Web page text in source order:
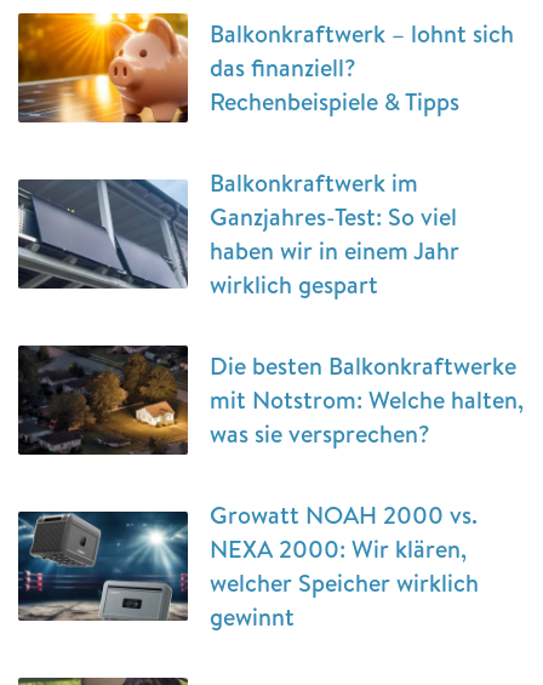
Balkonkraftwerk – lohnt sich
das finanziell?
Rechenbeispiele & Tipps
Balkonkraftwerk im
Ganzjahres-Test: So viel
haben wir in einem Jahr
wirklich gespart
Die besten Balkonkraftwerke
mit Notstrom: Welche halten,
was sie versprechen?
Growatt NOAH 2000 vs.
NEXA 2000: Wir klären,
welcher Speicher wirklich
gewinnt